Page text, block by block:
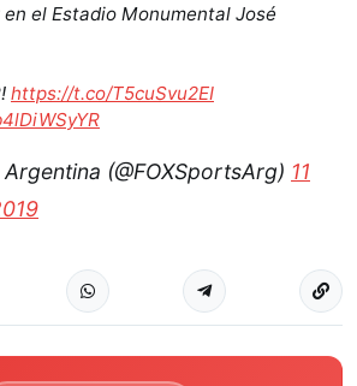
en el Estadio Monumental José
https://t.co/T5cuSvu2EI
(@FOXSportsArg) 11